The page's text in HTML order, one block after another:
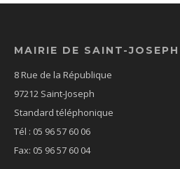
MAIRIE DE SAINT-JOSEPH
8 Rue de la République
97212 Saint-Joseph
Standard téléphonique
Tél : 05 96 57 60 06
Fax: 05 96 57 60 04